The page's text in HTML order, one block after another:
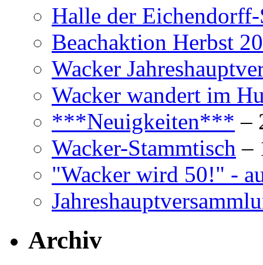
Halle der
Beachaktion Herbst
Wacker
Wacker wandert im
***Neuigkeiten*** –
Wacker-Stammtisch –
"Wacker wird 50!" -
Archiv